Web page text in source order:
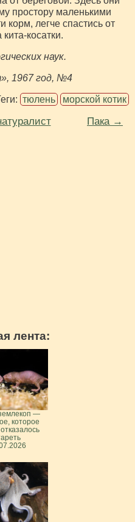
про­стору маленькими
корм, легче спастись от
косатки.
наук.
1967 год, №4
тюлень морской котик
Пака →
лента:
—
которое